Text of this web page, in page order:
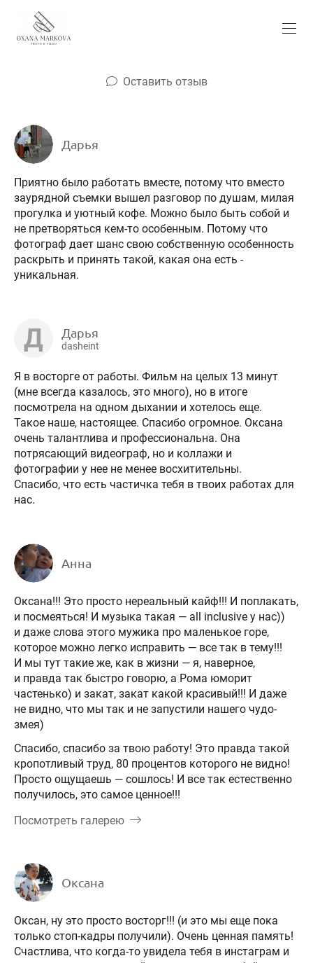
Оставить отзыв
Дарья
Приятно было работать вместе, потому что вместо
заурядной съемки вышел разговор по душам, милая
прогулка и уютный кофе. Можно было быть собой и
не претворяться кем-то особенным. Потому что
фотограф дает шанс свою собственную особенность
раскрыть и принять такой, какая она есть -
уникальная.
Д Дарья
dasheint
Я в восторге от работы. Фильм на целых 13 минут
(мне всегда казалось, это много), но в итоге
посмотрела на одном дыхании и хотелось еще.
Такое наше, настоящее. Спасибо огромное. Оксана
очень талантлива и профессиональна. Она
потрясающий видеограф, но и коллажи и
фотографии у нее не менее восхитительны.
Спасибо, что есть частичка тебя в твоих работах для
нас.
Анна
Оксана!!! Это просто нереальный кайф!!! И поплакать,
и посмеяться! И музыка такая — all inclusive у нас))
и даже слова этого мужика про маленькое горе,
которое можно легко исправить — все так в тему!!!
И мы тут такие же, как в жизни — я, наверное,
и правда так быстро говорю, а Рома юморит
частенько) и закат, закат какой красивый!!! И даже
не видно, что мы так и не запустили нашего чудо-
змея)
Спасибо, спасибо за твою работу! Это правда такой
кропотливый труд, 80 процентов которого не видно!
Просто ощущаешь — сошлось! И все так естественно
получилось, это самое ценное!!!
Посмотреть галерею
Оксана
Оксан, ну это просто восторг!!! (и это мы еще пока
только стоп-кадры получили). Очень ценная память!
Счастлива, что когда-то увидела тебя в инстаграм и